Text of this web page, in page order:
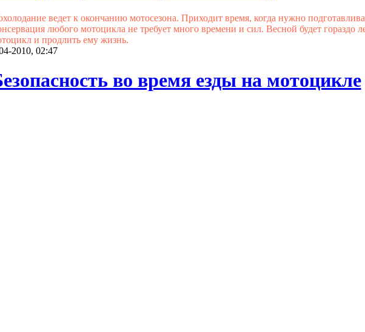
ведет к окончанию мотосезона. Приходит время, когда нужно
любого мотоцикла не требует много времени и сил. Весной будет гораздо
и продлить ему жизнь.
2010, 02:47
во время езды на мотоцикле